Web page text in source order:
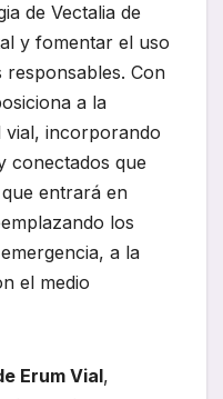
de Vectalia de
y fomentar el uso
responsables. Con
a la
vial, incorporando
conectados que
entrará en
los
a la
el medio
Erum Vial,